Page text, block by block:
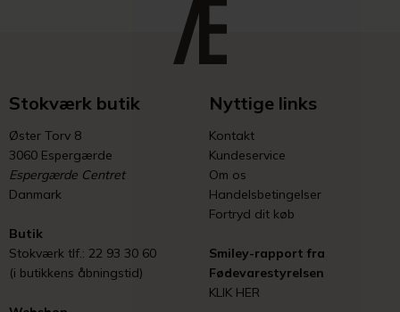
Stokværk butik
Øster Torv 8
3060 Espergærde
Espergærde Centret
Danmark
Butik
Stokværk tlf.: 22 93 30 60
(i butikkens åbningstid)
Nyttige links
Kontakt
Kundeservice
Om os
Handelsbetingelser
Fortryd dit køb
Smiley-rapport fra
Fødevarestyrelsen
KLIK HER